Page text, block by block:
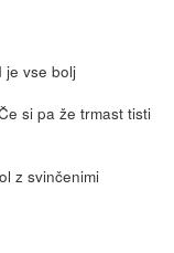
je vse bolj
si pa že trmast tisti
z svinčenimi